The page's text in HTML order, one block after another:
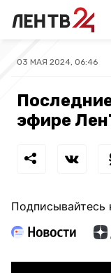
03 МАЯ 2024, 06:46
эфире
Подписывайтесь